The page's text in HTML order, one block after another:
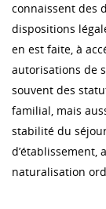
connaissent des
dispositions
en est faite, à
autorisations de
souvent des
familial, mais
stabilité du
d’établissement,
naturalisation